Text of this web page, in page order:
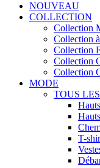
NOUVEAU
COLLECTION
Collection
Collection
Collection
Collection
Collection
MODE
TOUS
T-